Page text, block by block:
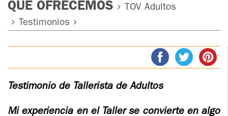
TOV JÓVENES
TOV
LARRAÑAGA
OFM CAP.
Y VIVIR
EL
QUÉ OFRECEMOS
TOV Adultos
Testimonios
Testimonio de Tallerista de Adultos
Mi experiencia en el Taller se convierte en algo